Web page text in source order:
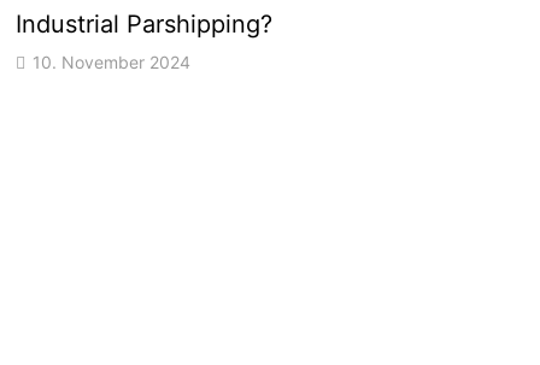
Industrial Parshipping?
10. November 2024